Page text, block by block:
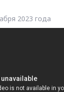
2023 года